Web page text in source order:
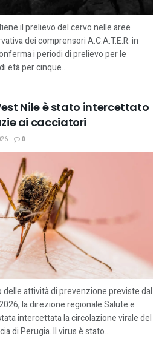
il prelievo del cervo nelle aree
dei comprensori A.C.A.T.E.R. in
i periodi di prelievo per le
età per cinque...
Nile è stato intercettato
ai cacciatori
0
delle attività di prevenzione previste dal
la direzione regionale Salute e
intercettata la circolazione virale del
di Perugia. Il virus è stato...